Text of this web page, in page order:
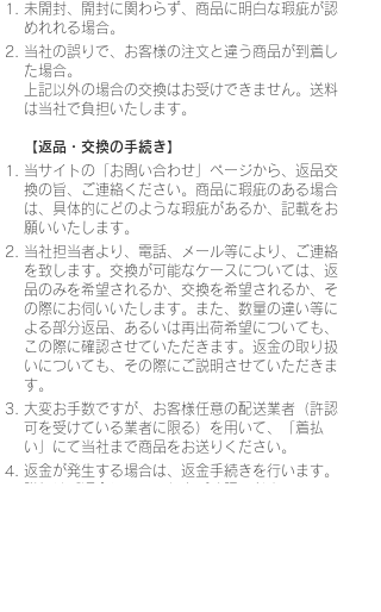
未開封、開封に関わらず、商品に明白な瑕疵が認
めれれる場合。
当社の誤りで、お客様の注文と違う商品が到着し
た場合。
上記以外の場合の交換はお受けできません。送料
は当社で負担いたします。
【返品・交換の手続き】
当サイトの「お問い合わせ」ページから、返品交
換の旨、ご連絡ください。商品に瑕疵のある場合
は、具体的にどのような瑕疵があるか、記載をお
願いいたします。
当社担当者より、電話、メール等により、ご連絡
を致します。交換が可能なケースについては、返
品のみを希望されるか、交換を希望されるか、そ
の際にお伺いいたします。また、数量の違い等に
よる部分返品、あるいは再出荷希望についても、
この際に確認させていただきます。返金の取り扱
いについても、その際にご説明させていただきま
す。
大変お手数ですが、お客様任意の配送業者（許認
可を受けている業者に限る）を用いて、「着払
い」にて当社まで商品をお送りください。
返金が発生する場合は、返金手続きを行います。